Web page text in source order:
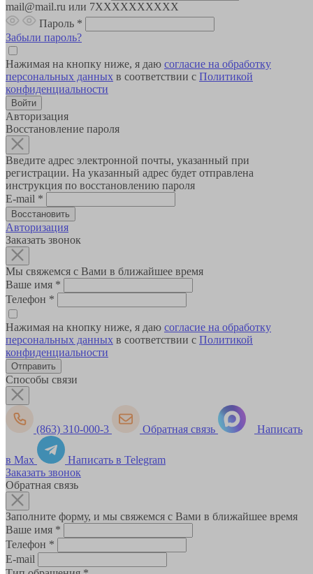
mail@mail.ru или 7XXXXXXXXXX
Пароль *
Забыли пароль?
Нажимая на кнопку ниже, я даю согласие на обработку
персональных данных в соответствии с Политикой
конфиденциальности
Авторизация
Восстановление пароля
Введите адрес электронной почты, указанный при
регистрации. На указанный адрес будет отправлена
инструкция по восстановлению пароля
E-mail *
Авторизация
Заказать звонок
Мы свяжемся с Вами в ближайшее время
Ваше имя *
Телефон *
Нажимая на кнопку ниже, я даю согласие на обработку
персональных данных в соответствии с Политикой
конфиденциальности
Способы связи
(863) 310-000-3 Обратная связь Написать
в Max
Написать в Telegram
Заказать звонок
Обратная связь
Заполните форму, и мы свяжемся с Вами в ближайшее время
Ваше имя *
Телефон *
E-mail